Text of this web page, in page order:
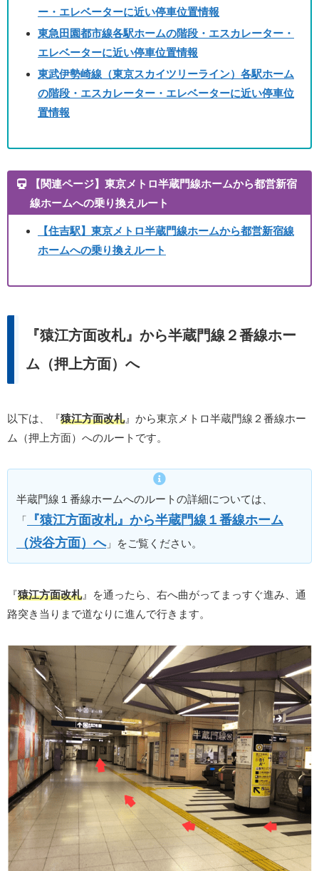
ー・エレベーターに近い停車位置情報
東急田園都市線各駅ホームの階段・エスカレーター・
エレベーターに近い停車位置情報
東武伊勢崎線（東京スカイツリーライン）各駅ホーム
の階段・エスカレーター・エレベーターに近い停車位
置情報
【関連ページ】東京メトロ半蔵門線ホームから都営新宿
線ホームへの乗り換えルート
【住吉駅】東京メトロ半蔵門線ホームから都営新宿線
ホームへの乗り換えルート
『猿江方面改札』から半蔵門線２番線ホー
ム（押上方面）へ
以下は、『猿江方面改札』から東京メトロ半蔵門線２番線ホー
ム（押上方面）へのルートです。
半蔵門線１番線ホームへのルートの詳細については、
「
『猿江方面改札』から半蔵門線１番線ホーム
（渋谷方面）へ」をご覧ください。
『猿江方面改札』を通ったら、右へ曲がってまっすぐ進み、通
路突き当りまで道なりに進んで行きます。